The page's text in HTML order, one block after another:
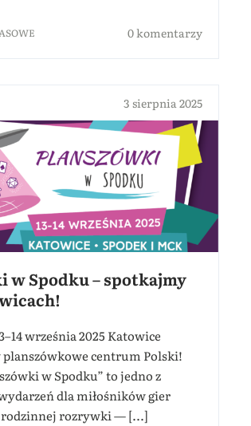
0 komentarzy
3 sierpnia 2025
w Spodku – spotkajmy
września 2025 Katowice
planszówkowe centrum Polski!
w Spodku” to jedno z
dla miłośników gier
rodzinnej rozrywki — [...]